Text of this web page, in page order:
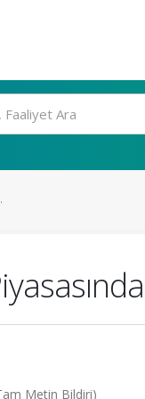
Metin Bildiri)